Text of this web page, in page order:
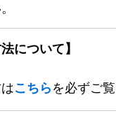
について】
こちらを必ずご